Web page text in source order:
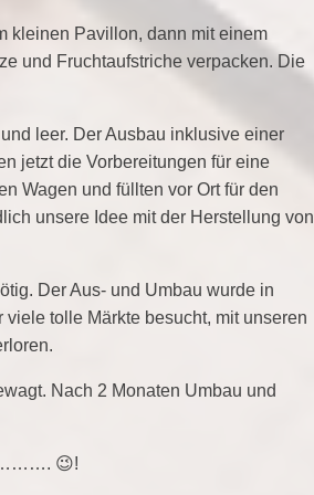
kleinen Pavillon, dann mit einem
und Fruchtaufstriche verpacken. Die
leer. Der Ausbau inklusive einer
jetzt die Vorbereitungen für eine
Wagen und füllten vor Ort für den
unsere Idee mit der Herstellung von
Der Aus- und Umbau wurde in
tolle Märkte besucht, mit unseren
Nach 2 Monaten Umbau und
😉!